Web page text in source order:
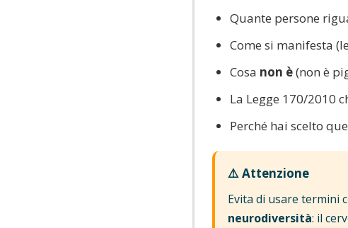
Quante persone
Come si manifesta
Cosa non è(non è
La Legge 170/2010
Perché hai scelto
⚠️ Attenzione
Evita di usare termini
neurodiversità: il